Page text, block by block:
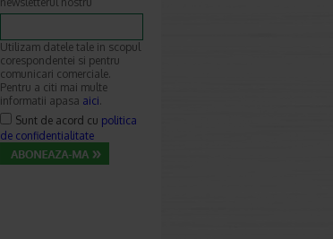
Utilizam datele tale in scopul
corespondentei si pentru
comunicari comerciale.
Pentru a citi mai multe
informatii apasa aici.
Sunt de acord cu politica
de confidentialitate